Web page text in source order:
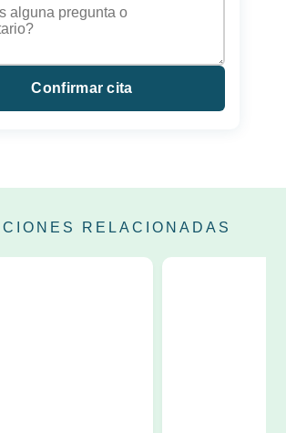
Confirmar cita
RELACIONADAS